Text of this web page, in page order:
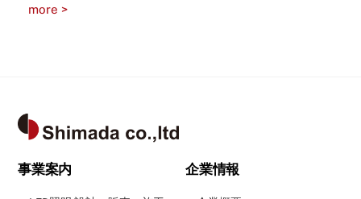
more >
Top
事業案内 企業情報